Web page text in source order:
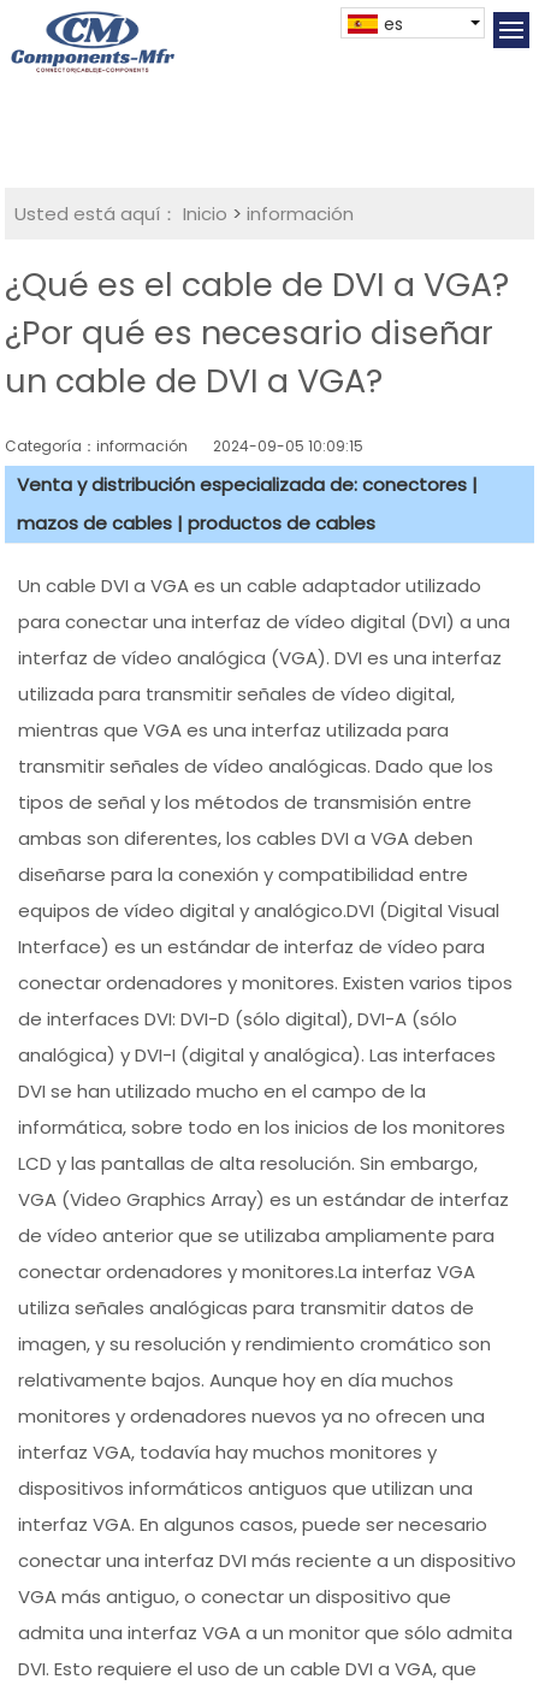
es
Usted está aquí： Inicio >información
¿Qué es el cable de DVI a VGA?
¿Por qué es necesario diseñar
un cable de DVI a VGA?
Categoría：información 2024-09-05 10:09:15
Venta y distribución especializada de: conectores |
mazos de cables | productos de cables
Un cable DVI a VGA es un cable adaptador utilizado
para conectar una interfaz de vídeo digital (DVI) a una
interfaz de vídeo analógica (VGA). DVI es una interfaz
utilizada para transmitir señales de vídeo digital,
mientras que VGA es una interfaz utilizada para
transmitir señales de vídeo analógicas. Dado que los
tipos de señal y los métodos de transmisión entre
ambas son diferentes, los cables DVI a VGA deben
diseñarse para la conexión y compatibilidad entre
equipos de vídeo digital y analógico.DVI (Digital Visual
Interface) es un estándar de interfaz de vídeo para
conectar ordenadores y monitores. Existen varios tipos
de interfaces DVI: DVI-D (sólo digital), DVI-A (sólo
analógica) y DVI-I (digital y analógica). Las interfaces
DVI se han utilizado mucho en el campo de la
informática, sobre todo en los inicios de los monitores
LCD y las pantallas de alta resolución. Sin embargo,
VGA (Video Graphics Array) es un estándar de interfaz
de vídeo anterior que se utilizaba ampliamente para
conectar ordenadores y monitores.La interfaz VGA
utiliza señales analógicas para transmitir datos de
imagen, y su resolución y rendimiento cromático son
relativamente bajos. Aunque hoy en día muchos
monitores y ordenadores nuevos ya no ofrecen una
interfaz VGA, todavía hay muchos monitores y
dispositivos informáticos antiguos que utilizan una
interfaz VGA. En algunos casos, puede ser necesario
conectar una interfaz DVI más reciente a un dispositivo
VGA más antiguo, o conectar un dispositivo que
admita una interfaz VGA a un monitor que sólo admita
DVI. Esto requiere el uso de un cable DVI a VGA, que